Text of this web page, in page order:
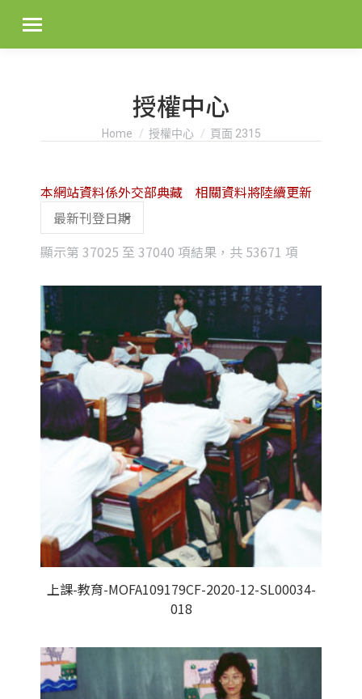
授權中心
You are here:
Home 授權中心 頁面 2315
顯示第 37025 至 37040 項結果，共 53671 項
latest
本網站資料係外交部典藏 相關資料將陸續更新
上課-教育-MOFA109179CF-2020-12-SL00034-
018